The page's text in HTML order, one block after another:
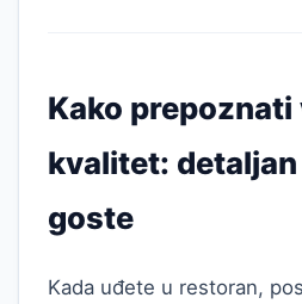
Kako
kvalitet:
goste
Kada uđete u restoran,